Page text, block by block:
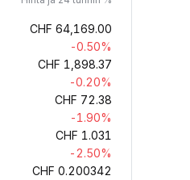
CHF 64,169.00
-0.50%
CHF 1,898.37
-0.20%
CHF 72.38
-1.90%
CHF 1.031
-2.50%
CHF 0.200342